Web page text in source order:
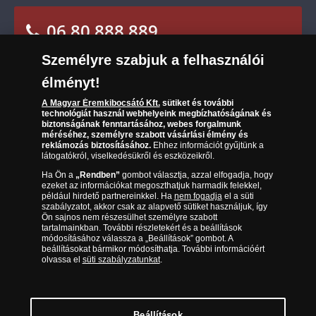
Sütik (cookies) használata
Süti (cookies)Beállítások
Társaságunkról
Az érmék és érmek ára és értéke
Gyakran ismételt kérdések
Adatkezelés
06 80 888 889
(díjmentesen hívható hétfőtől csütörtökig 9.00 és
17.00 óra között, péntekenként 9.00 és 15.00 óra
között)
Cégjegyzékszám: 01-09-957944, Adószám: 23275395-2-41 A Társaság a
Személyre szabjuk a felhasználói
élményt!
A Magyar Éremkibocsátó Kft.sütiket és további
technológiát használ webhelyeink megbízhatóságának és
biztonságának fenntartásához, webes forgalmunk
méréséhez, személyre szabott vásárlási élmény és
reklámozás biztosításához.Ehhez információt gyűjtünk a
látogatókról, viselkedésükről és eszközeikről.
Ha Ön a „Rendben”gombot választja, azzal elfogadja, hogy
ezeket az információkat megoszthatjuk harmadik felekkel,
például hirdető partnereinkkel. Ha nem fogadjael a süti
szabályzatot, akkor csak az alapvető sütiket használjuk, így
Ön sajnos nem részesülhet személyre szabott
tartalmainkban. További részletekért és a beállítások
módosításához válassza a „Beállítások” gombot. A
beállításokat bármikor módosíthatja. További információért
olvassa el süti szabályzatunkat.